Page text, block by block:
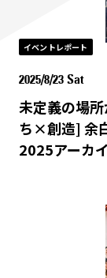
イベントレポート
2025/8/23 Sat
未定義の場
ち×創造] 余
2025アーカ